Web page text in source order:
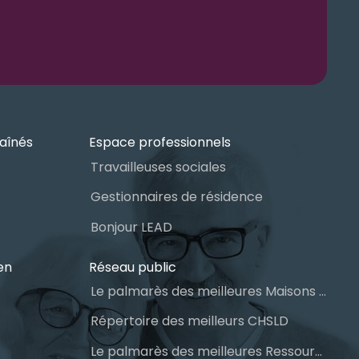
Espace professionnels
Travailleuses sociales
Gestionnaires de résidence
Bonjour LEAD
Réseau public
Le palmarès des meilleures Maisons des aînés du Québec
Répertoire des meilleurs CHSLD
Le palmarès des meilleures Ressources Intermédiaires (RI)